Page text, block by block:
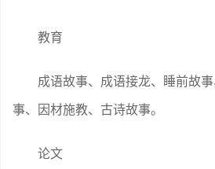
教育
成语故事、成语接龙、睡前故
事、因材施教、古诗故事。
论文